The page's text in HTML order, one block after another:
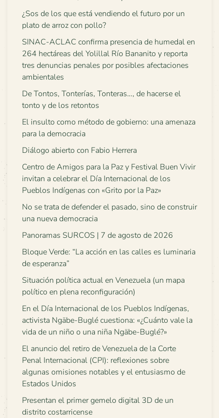
¿Sos de los que está vendiendo el futuro por un
plato de arroz con pollo?
SINAC-ACLAC confirma presencia de humedal en
264 hectáreas del Yolillal Río Bananito y reporta
tres denuncias penales por posibles afectaciones
ambientales
De Tontos, Tonterías, Tonteras…, de hacerse el
tonto y de los retontos
El insulto como método de gobierno: una amenaza
para la democracia
Diálogo abierto con Fabio Herrera
Centro de Amigos para la Paz y Festival Buen Vivir
invitan a celebrar el Día Internacional de los
Pueblos Indígenas con «Grito por la Paz»
No se trata de defender el pasado, sino de construir
una nueva democracia
Panoramas SURCOS | 7 de agosto de 2026
Bloque Verde: “La acción en las calles es luminaria
de esperanza”
Situación política actual en Venezuela (un mapa
político en plena reconfiguración)
En el Día Internacional de los Pueblos Indígenas,
activista Ngäbe-Buglé cuestiona: «¿Cuánto vale la
vida de un niño o una niña Ngäbe-Buglé?»
El anuncio del retiro de Venezuela de la Corte
Penal Internacional (CPI): reflexiones sobre
algunas omisiones notables y el entusiasmo de
Estados Unidos
Presentan el primer gemelo digital 3D de un
distrito costarricense